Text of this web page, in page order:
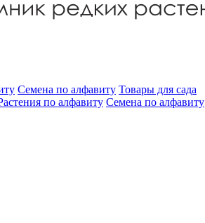
Семена по алфавиту Товары для сада
по алфавиту Семена по алфавиту